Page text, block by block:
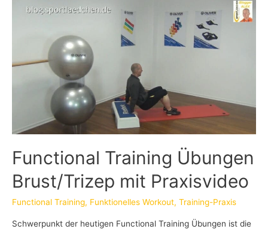
Functional Training Übungen
Brust/Trizep mit Praxisvideo
Functional Training, Funktionelles Workout, Training-Praxis
Schwerpunkt der heutigen Functional Training Übungen ist die